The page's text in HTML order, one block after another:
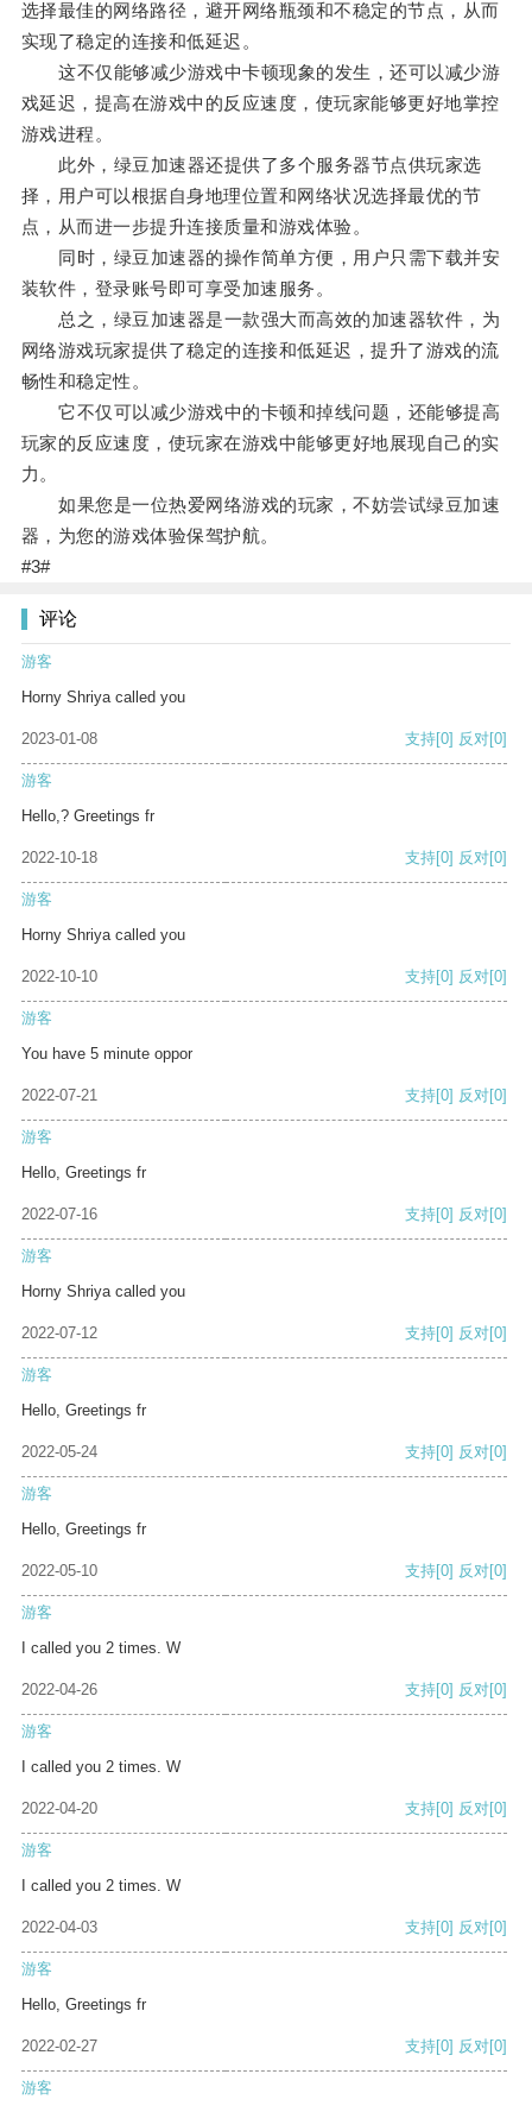
选择最佳的网络路径，避开网络瓶颈和不稳定的节点，从而
实现了稳定的连接和低延迟。
这不仅能够减少游戏中卡顿现象的发生，还可以减少游
戏延迟，提高在游戏中的反应速度，使玩家能够更好地掌控
游戏进程。
此外，绿豆加速器还提供了多个服务器节点供玩家选
择，用户可以根据自身地理位置和网络状况选择最优的节
点，从而进一步提升连接质量和游戏体验。
同时，绿豆加速器的操作简单方便，用户只需下载并安
装软件，登录账号即可享受加速服务。
总之，绿豆加速器是一款强大而高效的加速器软件，为
网络游戏玩家提供了稳定的连接和低延迟，提升了游戏的流
畅性和稳定性。
它不仅可以减少游戏中的卡顿和掉线问题，还能够提高
玩家的反应速度，使玩家在游戏中能够更好地展现自己的实
力。
如果您是一位热爱网络游戏的玩家，不妨尝试绿豆加速
器，为您的游戏体验保驾护航。
#3#
评论
游客
Horny Shriya called you
2023-01-08 支持[0] 反对[0]
游客
Hello,? Greetings fr
2022-10-18 支持[0] 反对[0]
游客
Horny Shriya called you
2022-10-10 支持[0] 反对[0]
游客
You have 5 minute oppor
2022-07-21 支持[0] 反对[0]
游客
Hello, Greetings fr
2022-07-16 支持[0] 反对[0]
游客
Horny Shriya called you
2022-07-12 支持[0] 反对[0]
游客
Hello, Greetings fr
2022-05-24 支持[0] 反对[0]
游客
Hello, Greetings fr
2022-05-10 支持[0] 反对[0]
游客
I called you 2 times. W
2022-04-26 支持[0] 反对[0]
游客
I called you 2 times. W
2022-04-20 支持[0] 反对[0]
游客
I called you 2 times. W
2022-04-03 支持[0] 反对[0]
游客
Hello, Greetings fr
2022-02-27 支持[0] 反对[0]
游客